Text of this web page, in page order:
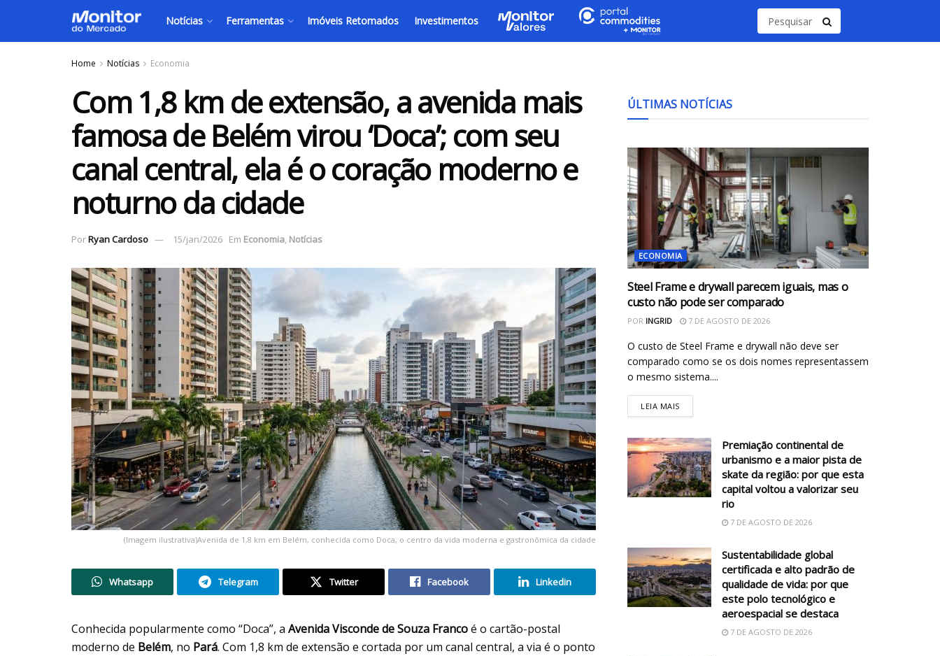
Notícias Ferramentas Imóveis Retomados Investimentos
Home Notícias Economia
Com 1,8 km de extensão, a avenida mais
famosa de Belém virou ‘Doca’; com seu
canal central, ela é o coração moderno e
noturno da cidade
PorRyan Cardoso 15/jan/2026 Em Economia, Notícias
(Imagem ilustrativa)Avenida de 1,8 km em Belém, conhecida como Doca, o centro da vida moderna e gastronômica da cidade
Whatsapp Telegram Twitter Facebook Linkedin
Conhecida popularmente como “Doca”, a Avenida Visconde de Souza Francoé o cartão-postal
moderno de Belém, no Pará. Com 1,8 km de extensão e cortada por um canal central, a via é o ponto
ÚLTIMAS NOTÍCIAS
ECONOMIA
Steel Frame e drywall parecem iguais, mas o
custo não pode ser comparado
POR INGRID 7 DE AGOSTO DE 2026
O custo de Steel Frame e drywall não deve ser
comparado como se os dois nomes representassem
o mesmo sistema....
LEIA MAIS
Premiação continental de
urbanismo e a maior pista de
skate da região: por que esta
capital voltou a valorizar seu
rio
7 DE AGOSTO DE 2026
Sustentabilidade global
certificada e alto padrão de
qualidade de vida: por que
este polo tecnológico e
aeroespacial se destaca
7 DE AGOSTO DE 2026